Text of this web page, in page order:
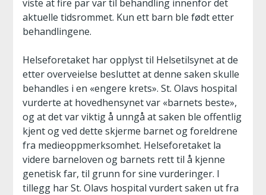
viste at fire par var til behandling innenfor det
aktuelle tidsrommet. Kun ett barn ble født etter
behandlingene.
Helseforetaket har opplyst til Helsetilsynet at de
etter overveielse besluttet at denne saken skulle
behandles i en «engere krets». St. Olavs hospital
vurderte at hovedhensynet var «barnets beste»,
og at det var viktig å unngå at saken ble offentlig
kjent og ved dette skjerme barnet og foreldrene
fra medieoppmerksomhet. Helseforetaket la
videre barneloven og barnets rett til å kjenne
genetisk far, til grunn for sine vurderinger. I
tillegg har St. Olavs hospital vurdert saken ut fra